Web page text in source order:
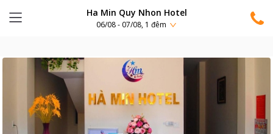
Ha Min Quy Nhon Hotel
06/08 - 07/08, 1 đêm